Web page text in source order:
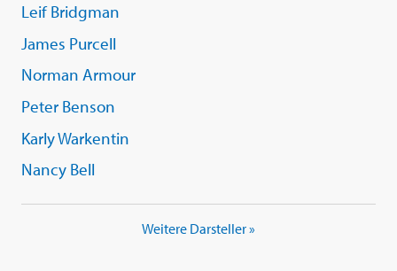
Leif Bridgman
James Purcell
Norman Armour
Peter Benson
Karly Warkentin
Nancy Bell
Weitere Darsteller »